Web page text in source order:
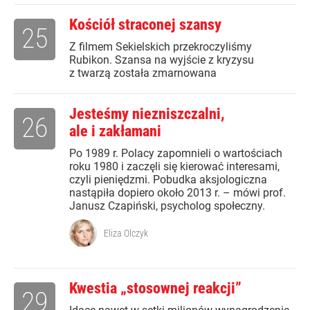
Kościół straconej szansy
Z filmem Sekielskich przekroczyliśmy
Rubikon. Szansa na wyjście z kryzysu
z twarzą została zmarnowana
25
Jesteśmy niezniszczalni,
ale i zakłamani
Po 1989 r. Polacy zapomnieli o wartościach
roku 1980 i zaczęli się kierować interesami,
czyli pieniędzmi. Pobudka aksjologiczna
nastąpiła dopiero około 2013 r. – mówi prof.
Janusz Czapiński, psycholog społeczny.
26
Eliza Olczyk
Kwestia „stosownej reakcji”
29